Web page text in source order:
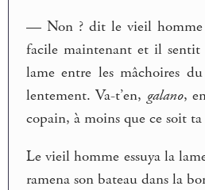
— Non ? dit le vieil homme
facile maintenant et il sentit
lame entre les mâchoires
lentement. Va-t’en, galano,
copain, à moins que ce soit
Le vieil homme essuya la
ramena son bateau dans la